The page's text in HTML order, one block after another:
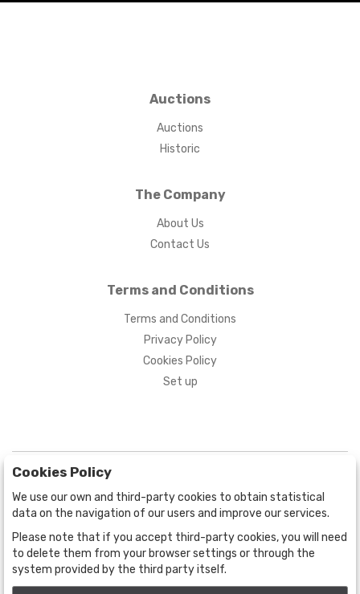
Auctions
Auctions
Historic
The Company
About Us
Contact Us
Terms and Conditions
Terms and Conditions
Privacy Policy
Cookies Policy
Set up
BOGOTÁ
CALLE 70 # 10a - 59 BOGOTÁ, CO
(+57) 601 721 6666
Cookies Policy
We use our own and third-party cookies to obtain statistical
data on the navigation of our users and improve our services.
Please note that if you accept third-party cookies, you will need
to delete them from your browser settings or through the
system provided by the third party itself.